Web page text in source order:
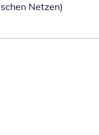
Netzen)